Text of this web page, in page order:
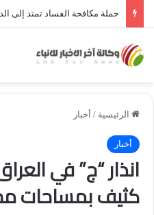
الرئيسية / أخبار
أخبار
انذار “ج” في
كثيف بمساحات